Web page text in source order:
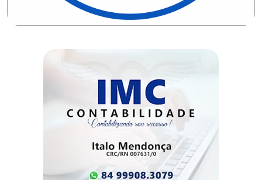
COMPETIÇÃO
COMPROMISSO
CONFERÊNCIA